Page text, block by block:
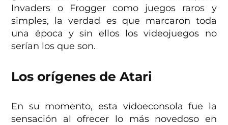
Invaders o Frogger como juegos raros y
simples, la verdad es que marcaron toda
una época y sin ellos los videojuegos no
serían los que son.
Los orígenes de Atari
En su momento, esta vidoeconsola fue la
sensación al ofrecer lo más novedoso en